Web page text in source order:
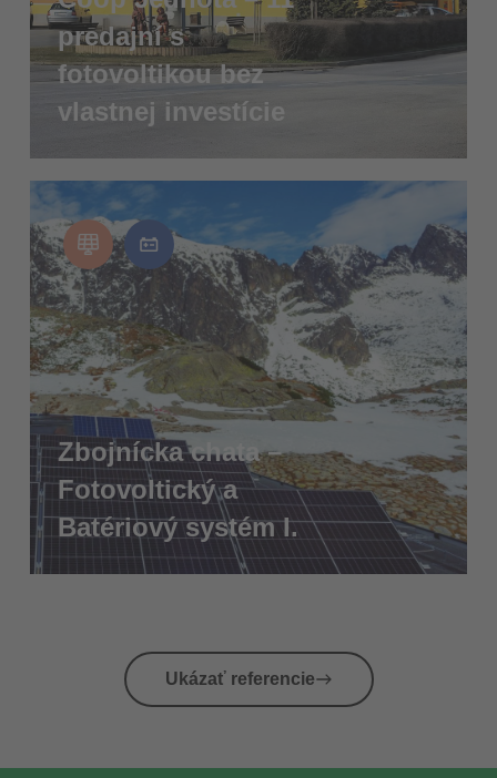
predajní s
fotovoltikou bez
vlastnej investície
Zbojnícka chata –
Fotovoltický a
Batériový systém I.
Ukázať referencie